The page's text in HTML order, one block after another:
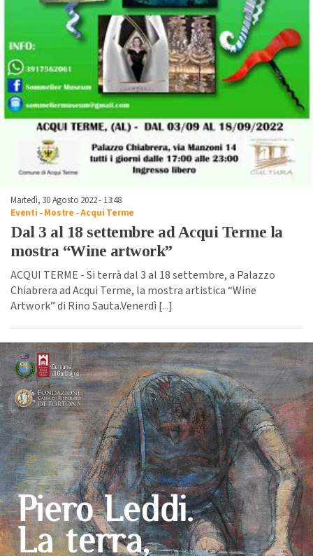
Martedì, 30 Agosto 2022 - 13:48
Eventi -Mostre -Acqui Terme
Dal 3 al 18 settembre ad Acqui Terme la
mostra “Wine artwork”
ACQUI TERME - Si terrà dal 3 al 18 settembre, a Palazzo
Chiabrera ad Acqui Terme, la mostra artistica “Wine
Artwork” di Rino Sauta.Venerdì [...]